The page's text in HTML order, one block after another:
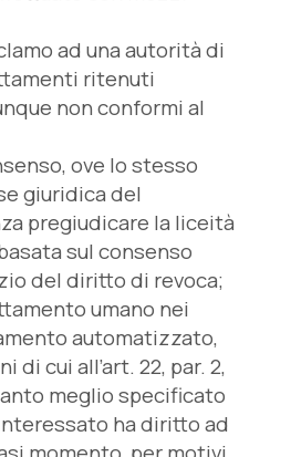
ad una autorità di
ritenuti
non conformi al
ove lo stesso
giuridica del
pregiudicare la liceità
sul consenso
del diritto di revoca;
umano nei
automatizzato,
di cui all’art. 22, par. 2,
meglio specificato
ha diritto ad